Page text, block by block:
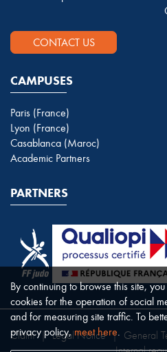
CONTACT US
CAMPUSES
Paris (France)
Lyon (France)
Casablanca (Maroc)
Academic Partners
PARTNERS
Claim | Legal Notice | General
By continuing to browse this site,
cookies for the operation of social
and for measuring site traffic. To
privacy policy,meet here.